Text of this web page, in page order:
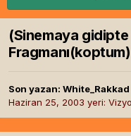
(Sinemaya gidipte
Fragmanı(koptum)
Son yazan: White_Rakkad
Haziran 25, 2003 yeri: